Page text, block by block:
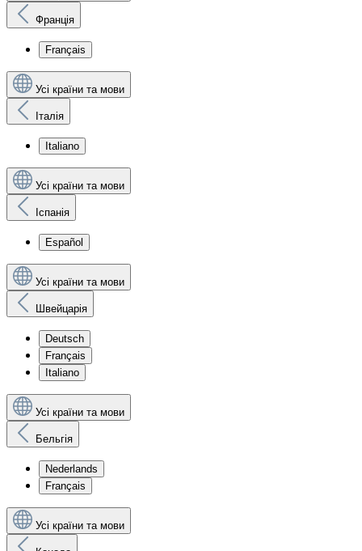
Франція
Français
Усі країни та мови
Італія
Italiano
Усі країни та мови
Іспанія
Español
Усі країни та мови
Швейцарія
Deutsch
Français
Italiano
Усі країни та мови
Бельгія
Nederlands
Français
Усі країни та мови